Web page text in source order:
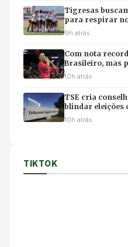
Tigresas
para respirar
9h atrás
Com nota
Brasileiro, mas
final individual
10h atrás
TSE cria
blindar eleições
ilícito de IA
10h atrás
TIKTOK